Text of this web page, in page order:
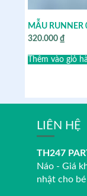
MẪU RUNNER
320.000 ₫
Thêm vào giỏ
LIÊN HỆ
TH247
Náo - Giá
nhật cho bé